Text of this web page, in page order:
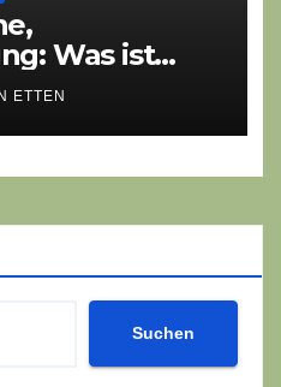
Was ist
diesen
ETTEN
Suchen